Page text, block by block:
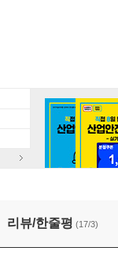
핵심요약집 세트 :
리뷰/한줄평 (17/3)